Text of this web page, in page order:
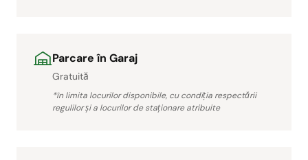
Parcare în Garaj
Gratuită
*în limita locurilor disponibile, cu condiția respectării
regulilor și a locurilor de staționare atribuite